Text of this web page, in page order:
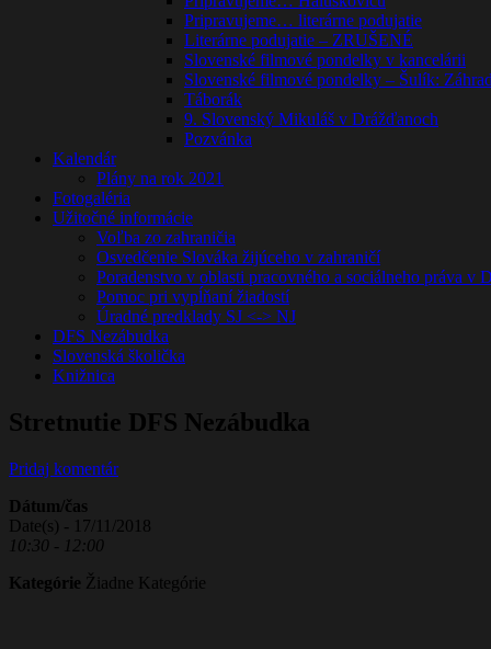
Pripravujeme… literárne podujatie
Literárne podujatie – ZRUŠENÉ
Slovenské filmové pondelky v kancelárii
Slovenské filmové pondelky – Šulík:
Táborák
9. Slovenský Mikuláš v Drážďanoch
Pozvánka
Kalendár
Plány na rok 2021
Fotogaléria
Užitočné informácie
Voľba zo zahraničia
Osvedčenie Slováka žijúceho v zahraničí
Poradenstvo v oblasti pracovného a sociálneho práva v
Pomoc pri vypĺňaní žiadostí
Úradné predklady SJ <-> NJ
DFS Nezábudka
Slovenská školička
Knižnica
Stretnutie DFS Nezábudka
Pridaj komentár
Dátum/čas
Date(s) - 17/11/2018
10:30 - 12:00
Kategórie Žiadne Kategórie